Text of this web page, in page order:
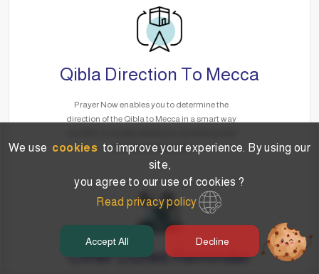
Qibla Direction To Mecca
Prayer Now enables you to determine the
direction of the Qibla to Mecca in a smart way
need for the Internet.
Other Duties Reminder
We use cookies to improve your experience. By using our
site,
you agree to our use of cookies ?
Read privacy policy
Accept All Decline